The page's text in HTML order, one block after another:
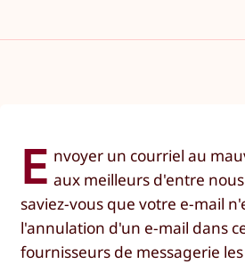
E nvoyer un courriel au
aux meilleurs d'entre
saviez-vous que votre e-mail
l'annulation d'un e-mail dans
fournisseurs de messagerie